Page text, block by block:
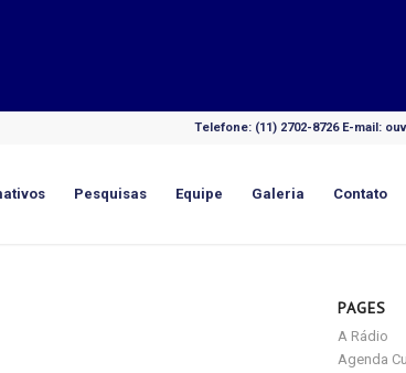
Telefone: (11) 2702-8726 E-mail:
Pesquisas Equipe Galeria Contato
PAGES
A Rádio
Agenda